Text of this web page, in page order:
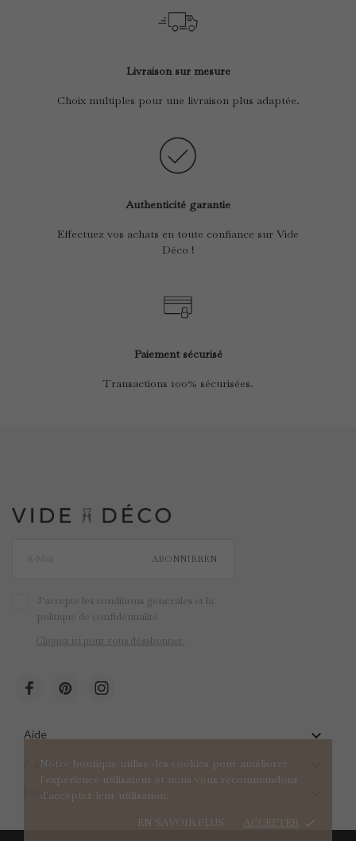
Notre boutique utilise des cookies pour améliorer
l'expérience utilisateur et nous vous recommandons
d'accepter leur utilisation.
EN SAVOIR PLUS ACCEPTER done
Livraison sur mesure
Choix multiples pour une livraison plus adaptée.
Authenticité garantie
Effectuez vos achats en toute confiance sur Vide
Déco !
Paiement sécurisé
Transactions 100% sécurisées.
ABONNIEREN
J'accepte les conditions générales et la
politique de confidentialité
Cliquez ici pour vous désabonner.
Aide 
À propos
Extras